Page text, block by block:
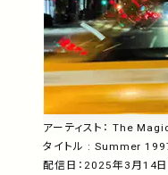
アーティスト： The
タイトル : Summer
配信日：2025年3月14日